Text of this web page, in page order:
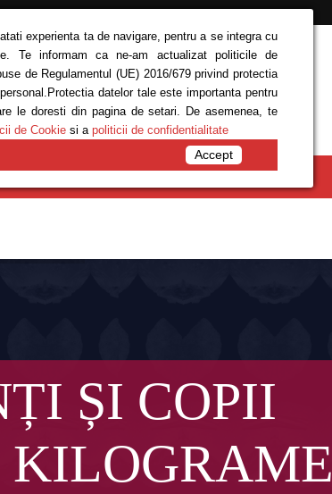
ANTRENAMENTE EMISIUNI CONTACT
ȘI COPII
KILOGRAME
experienta ta de navigare, pentru a se integra cu
Te informam ca ne-am actualizat politicile de
de Regulamentul (UE) 2016/679 privind protectia
datelor tale este importanta pentru
le doresti din pagina de setari. De asemenea, te
de Cookie si a politicii de confidentialitate
Accept